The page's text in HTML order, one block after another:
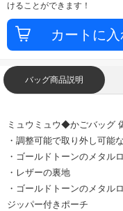
けることができます！
バッグ商品説明
ミュウミュウ◆かごバッグ
・調整可能で取り外し可能
・ゴールドトーンのメタル
・レザーの裏地
・ゴールドトーンのメタル
ジッパー付きポーチ